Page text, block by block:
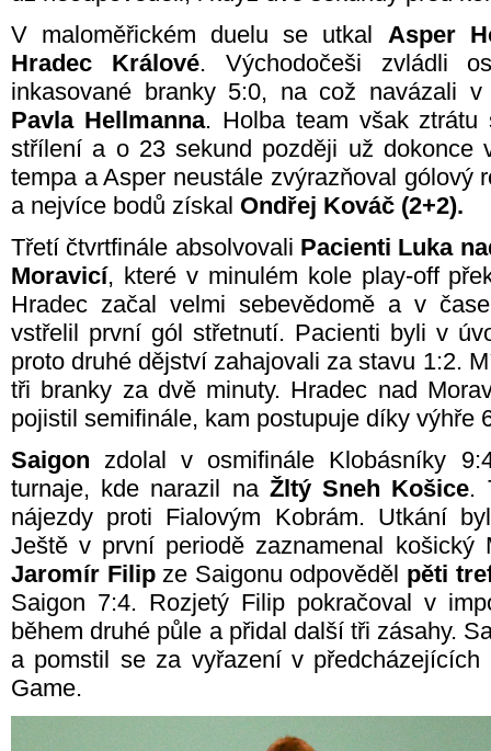
V maloměřickém duelu se utkal Asper
Hradec Králové. Východočeši zvládli
inkasované branky 5:0, na což navázali
Pavla Hellmanna. Holba team však ztrátu
střílení a o 23 sekund později už dokonce
tempa a Asper neustále zvýrazňoval gólový
a nejvíce bodů získal Ondřej Kováč (2+2).
Třetí čtvrtfinále absolvovali Pacienti Luka
Moravicí, které v minulém kole play-off
Hradec začal velmi sebevědomě a v
vstřelil první gól střetnutí. Pacienti byli v
proto druhé dějství zahajovali za stavu 1:2.
tři branky za dvě minuty. Hradec nad
pojistil semifinále, kam postupuje díky výhře
Saigon zdolal v osmifinále Klobásníky
turnaje, kde narazil na Žltý Sneh Košice.
nájezdy proti Fialovým Kobrám. Utkání
Ještě v první periodě zaznamenal košický
Jaromír Filipze Saigonu odpověděl pěti
Saigon 7:4. Rozjetý Filip pokračoval v
během druhé půle a přidal další tři zásahy.
a pomstil se za vyřazení v
Game.